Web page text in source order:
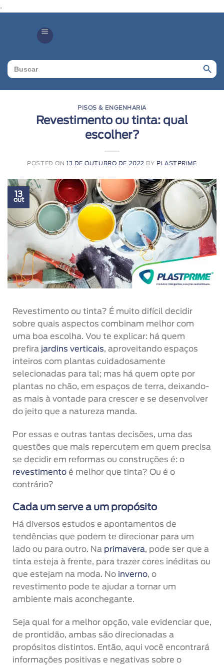
.
Search
for:
Search
PISOS & ENGENHARIA
Revestimento ou tinta: qual
escolher?
POSTED ON 13 DE OUTUBRO DE 2022 BY PLASTPRIME
13
out
Revestimento ou tinta? É muito difícil decidir
sobre quais aspectos combinam melhor com
uma boa escolha. Vou te explicar: há quem
prefira jardins verticais, aproveitando espaços
inteiros com plantas cuidadosamente
selecionadas para tal; mas há quem opte por
plantas no chão, em espaços de terra, deixando-
as mais à vontade para crescer e se desenvolver
do jeito que a natureza manda.
Por essas e outras tantas decisões, uma das
questões que mais repercutem em quem precisa
se decidir em reformas ou construções é: o
revestimento é melhor que tinta? Ou é o
contrário?
Cada um serve a um propósito
Há diversos estudos e apontamentos de
tendências que podem te direcionar para um
lado ou para outro. Na primavera, pode ser que a
tinta esteja à frente, para trazer cores inéditas ou
que estejam na moda. No inverno, o
revestimento pode te ajudar a tornar um
ambiente mais aconchegante.
Seja qual for a melhor opção, vale evidenciar que,
de prontidão, ambas são direcionadas a
propósitos distintos. Então, aqui você encontrará
informações positivas e negativas sobre o